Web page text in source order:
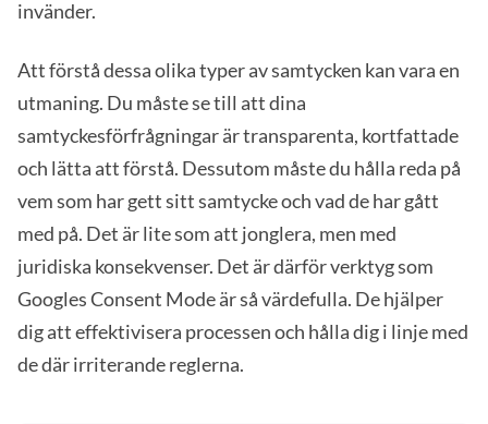
invänder.
Att förstå dessa olika typer av samtycken kan vara en
utmaning. Du måste se till att dina
samtyckesförfrågningar är transparenta, kortfattade
och lätta att förstå. Dessutom måste du hålla reda på
vem som har gett sitt samtycke och vad de har gått
med på. Det är lite som att jonglera, men med
juridiska konsekvenser. Det är därför verktyg som
Googles Consent Mode är så värdefulla. De hjälper
dig att effektivisera processen och hålla dig i linje med
de där irriterande reglerna.